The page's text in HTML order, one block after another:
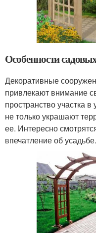
Особенности
Декоративные
привлекают внимание
пространство участка в
не только украшают
ее. Интересно
впечатление об усадьбе.